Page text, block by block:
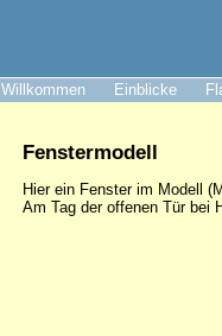
Willkommen Einblicke
Fenstermodell
Hier ein Fenster im Modell
Am Tag der offenen Tür bei